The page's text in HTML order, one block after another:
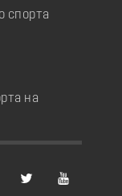
спорта
на